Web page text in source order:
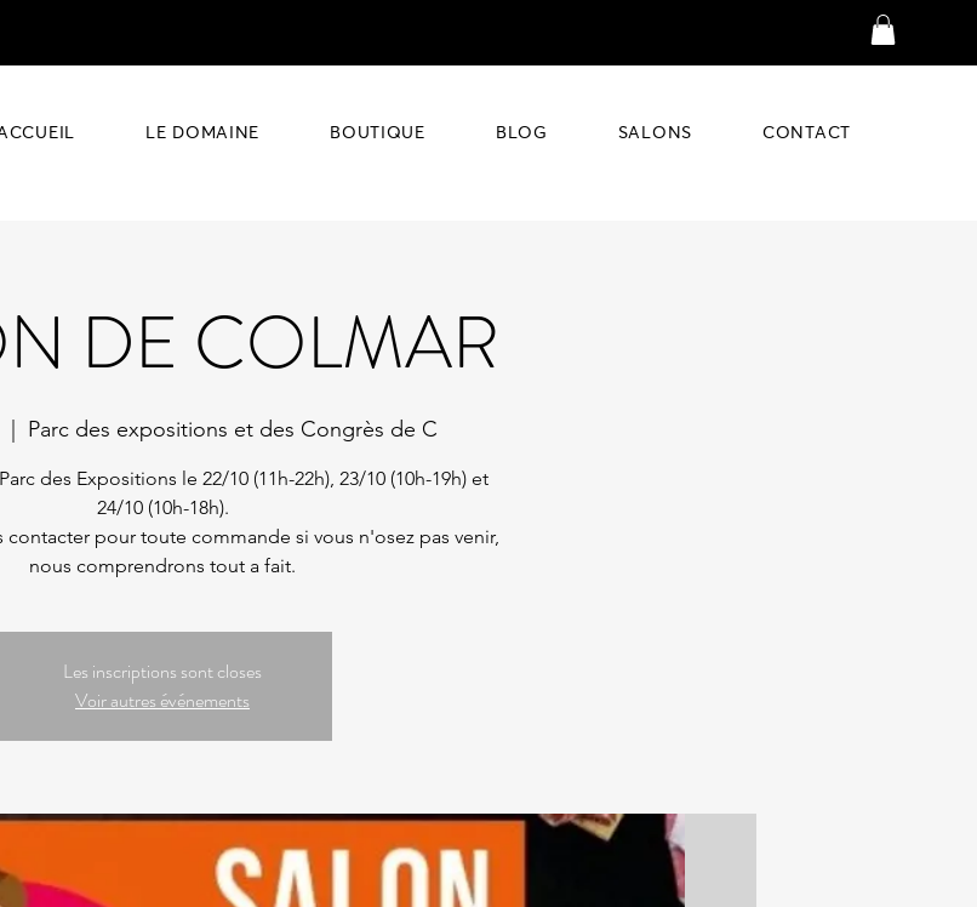
LE DOMAINE BOUTIQUE BLOG SALONS CONTACT
DE COLMAR
Parc des expositions et des Congrès de C
des Expositions le 22/10 (11h-22h), 23/10 (10h-19h) et
24/10 (10h-18h).
contacter pour toute commande si vous n'osez pas venir,
nous comprendrons tout a fait.
Les inscriptions sont closes
Voir autres événements